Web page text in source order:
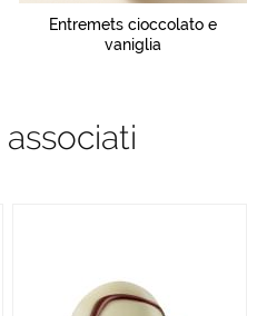
Entremets cioccolato e
vaniglia